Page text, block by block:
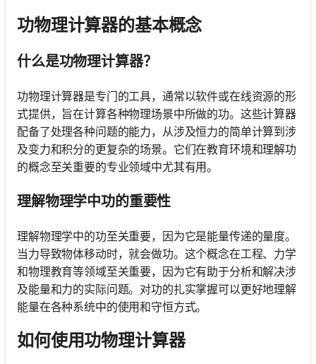
功物理计算器的基本概念
什么是功物理计算器？
功物理计算器是专门的工具，通常以软件或在线资源的形
式提供，旨在计算各种物理场景中所做的功。这些计算器
配备了处理各种问题的能力，从涉及恒力的简单计算到涉
及变力和积分的更复杂的场景。它们在教育环境和理解功
的概念至关重要的专业领域中尤其有用。
理解物理学中功的重要性
理解物理学中的功至关重要，因为它是能量传递的量度。
当力导致物体移动时，就会做功。这个概念在工程、力学
和物理教育等领域至关重要，因为它有助于分析和解决涉
及能量和力的实际问题。对功的扎实掌握可以更好地理解
能量在各种系统中的使用和守恒方式。
如何使用功物理计算器